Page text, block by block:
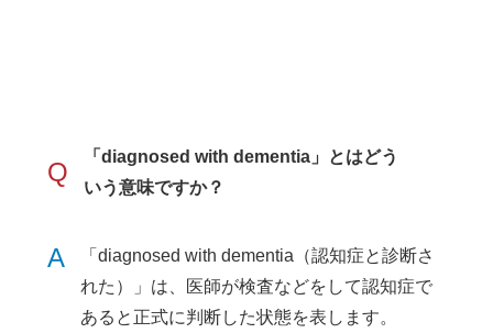
Q
「diagnosed with dementia」とはどう
いう意味ですか？
A
「diagnosed with dementia（認知症と診断さ
れた）」は、医師が検査などをして認知症で
あると正式に判断した状態を表します。